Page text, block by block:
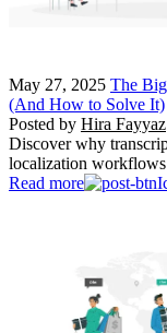
May 27, 2025 The
(And How to Solve It)
Posted by Hira Fayyaz
Discover why
localization
Read more